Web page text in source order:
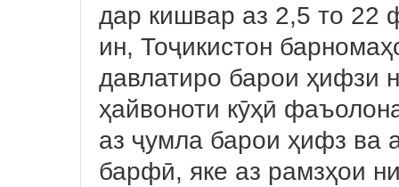
дар кишвар аз 2,5 то
ин, Тоҷикистон
давлатиро барои ҳифзи
ҳайвоноти кӯҳӣ
аз ҷумла барои ҳифз
барфӣ, яке аз рамзҳои